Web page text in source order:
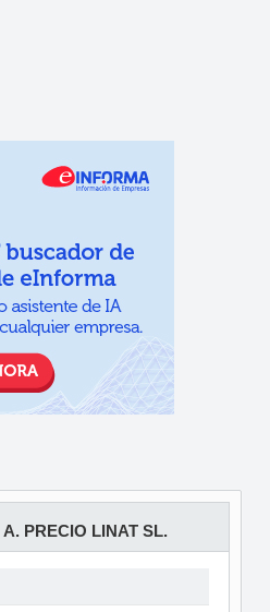
A. PRECIO LINAT SL.